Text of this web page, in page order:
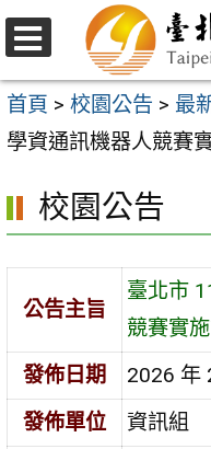
跳
至
主
要
容
區
選
單
首頁 > 校園公告 > 最
學資通訊機器人競賽
校園公告
公告主旨
臺北市
競賽實
發佈日期
2026 年
發佈單位
資訊組